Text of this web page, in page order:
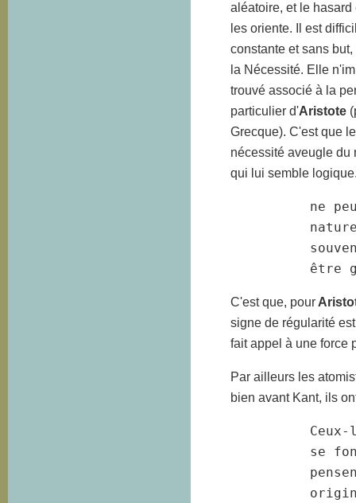
aléatoire, et le
les oriente. Il est
constante et sans
la Nécessité. Elle
trouvé associé à la
particulier d'Aristote
Grecque). C'est que
nécessité aveugle du
qui lui semble
ne
être
C'est que, pour
signe de régularité
fait appel à une force
Par ailleurs les
bien avant Kant, ils
Ceux-
se